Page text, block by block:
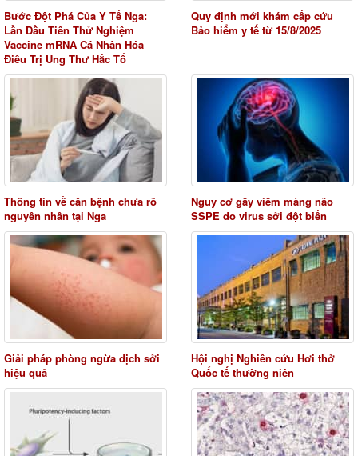
Bước Đột Phá Của Y Tế Nga:
Lần Đầu Tiên Thử Nghiệm
Vaccine mRNA Cá Nhân Hóa
Điều Trị Ung Thư Hắc Tố
Quy định mới khám cấp cứu
Bảo hiểm y tế từ 15/8/2025
Thông tin về căn bệnh chưa rõ
nguyên nhân tại Nga
Nguy cơ gây viêm màng não
SSPE do virus sởi đột biến
Giải pháp phòng ngừa dịch sởi
hiệu quả
Hội nghị Nghiên cứu Hơi thở
Quốc tế thường niên